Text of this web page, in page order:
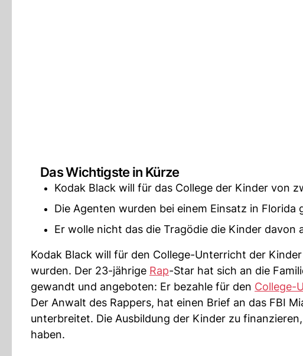
Das Wichtigste in Kürze
Kodak Black will für das College der Kinder von
Die Agenten wurden bei einem Einsatz in Florida
Er wolle nicht das die Tragödie die Kinder davon
Kodak Black will für den College-Unterricht der
wurden. Der 23-jährige Rap-Star hat sich an die
gewandt und angeboten: Er bezahle für den College-
Der Anwalt des Rappers, hat einen Brief an das FBI
unterbreitet. Die Ausbildung der Kinder zu
haben.